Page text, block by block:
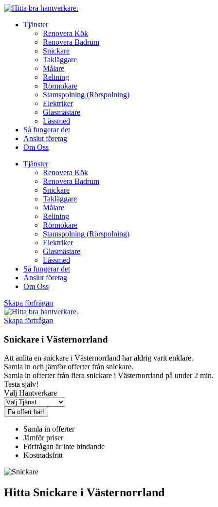
Hoppa
innehållTjänster
Renovera Kök
Renovera Badrum
Snickare
Takläggare
Målare
Relining
Rörmokare
Stamspolning (Rörspolning)
Elektriker
Glasmästare
Låssmed
Så fungerar det
Anslut företag
Om Oss
Tjänster
Renovera Kök
Renovera Badrum
Snickare
Takläggare
Målare
Relining
Rörmokare
Stamspolning (Rörspolning)
Elektriker
Glasmästare
Låssmed
Så fungerar det
Anslut företag
Om Oss
Skapa förfrågan
Skapa förfrågan
Snickare i Västernorrland
Att anlita en snickare i Västernorrland har aldrig varit enklare.
Samla in och jämför offerter från snickare.
Samla in offerter från flera snickare i Västernorrland på under 2 min.
Testa själv!
Välj Hantverkare
Få offert här!
Samla in offerter
Jämför priser
Förfrågan är inte bindande
Kostnadsfritt
Hitta Snickare i Västernorrland